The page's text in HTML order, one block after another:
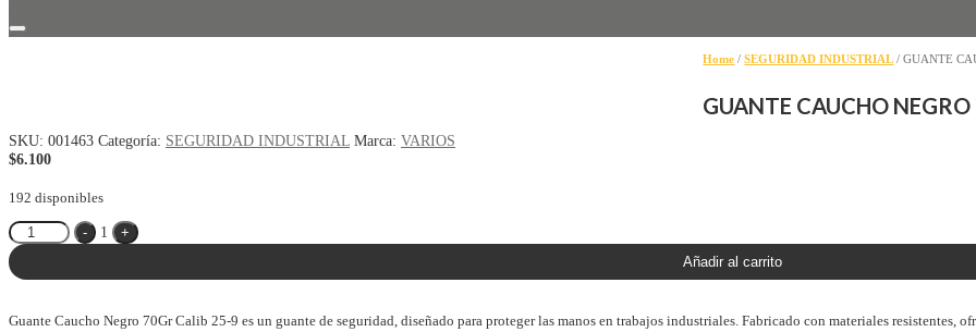
Home /SEGURIDAD INDUSTRIAL / GUANTE
GUANTE CAUCHO
SKU: 001463 Categoría: SEGURIDAD INDUSTRIAL Marca: VARIOS
$6.100
192 disponibles
Quantity
- 1
+
Añadir al carrito
Guante Caucho Negro 70Gr Calib 25-9 es un guante de seguridad, diseñado para proteger las manos en trabajos industriales. Fabricado con materiales resistentes,